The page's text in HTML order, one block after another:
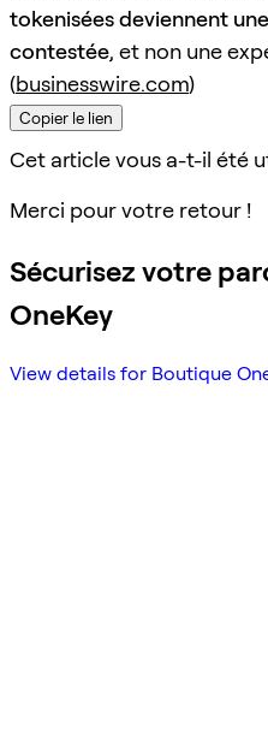
tokenisées deviennent
contestée, et non une
(businesswire.com)
Copier le lien
Cet article vous a-t-il été
Merci pour votre retour !
Sécurisez votre
OneKey
View details for Boutique